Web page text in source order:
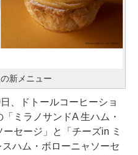
新メニュー
、ドトールコーヒーショ
ミラノサンドA 生ハム・
セージ」と「チーズin ミ
ハム・ボローニャソーセ